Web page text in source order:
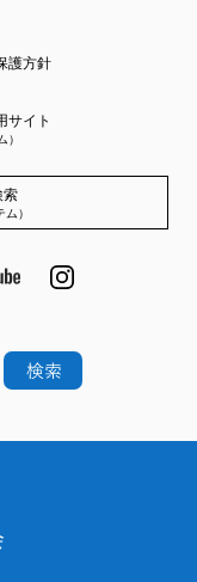
護方針
サイト
）
索
ム）